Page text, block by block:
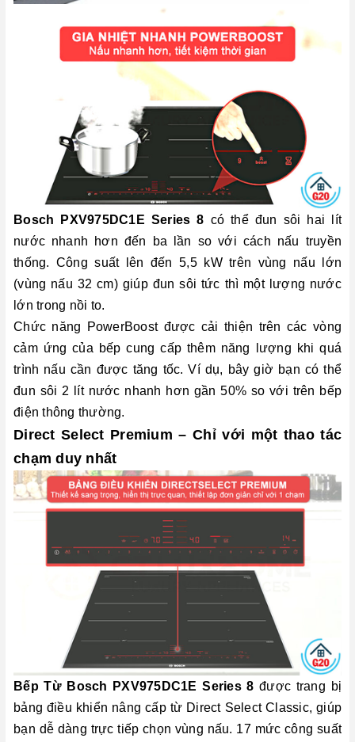
Bosch PXV975DC1E Series 8 có thể đun sôi hai lít
nước nhanh hơn đến ba lần so với cách nấu truyền
thống. Công suất lên đến 5,5 kW trên vùng nấu lớn
(vùng nấu 32 cm) giúp đun sôi tức thì một lượng nước
lớn trong nồi to.
Chức năng PowerBoost được cải thiện trên các vòng
cảm ứng của bếp cung cấp thêm năng lượng khi quá
trình nấu cần được tăng tốc. Ví dụ, bây giờ bạn có thể
đun sôi 2 lít nước nhanh hơn gần 50% so với trên bếp
điện thông thường.
Direct Select Premium – Chỉ với một thao tác
chạm duy nhất
Bếp Từ Bosch PXV975DC1E Series 8 được trang bị
bảng điều khiển nâng cấp từ Direct Select Classic, giúp
bạn dễ dàng trực tiếp chọn vùng nấu. 17 mức công suất